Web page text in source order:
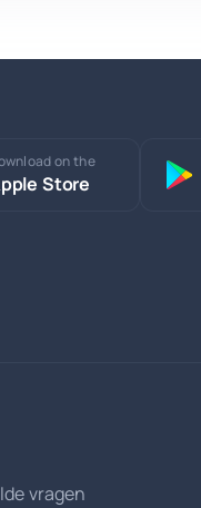
on the
Store
vragen